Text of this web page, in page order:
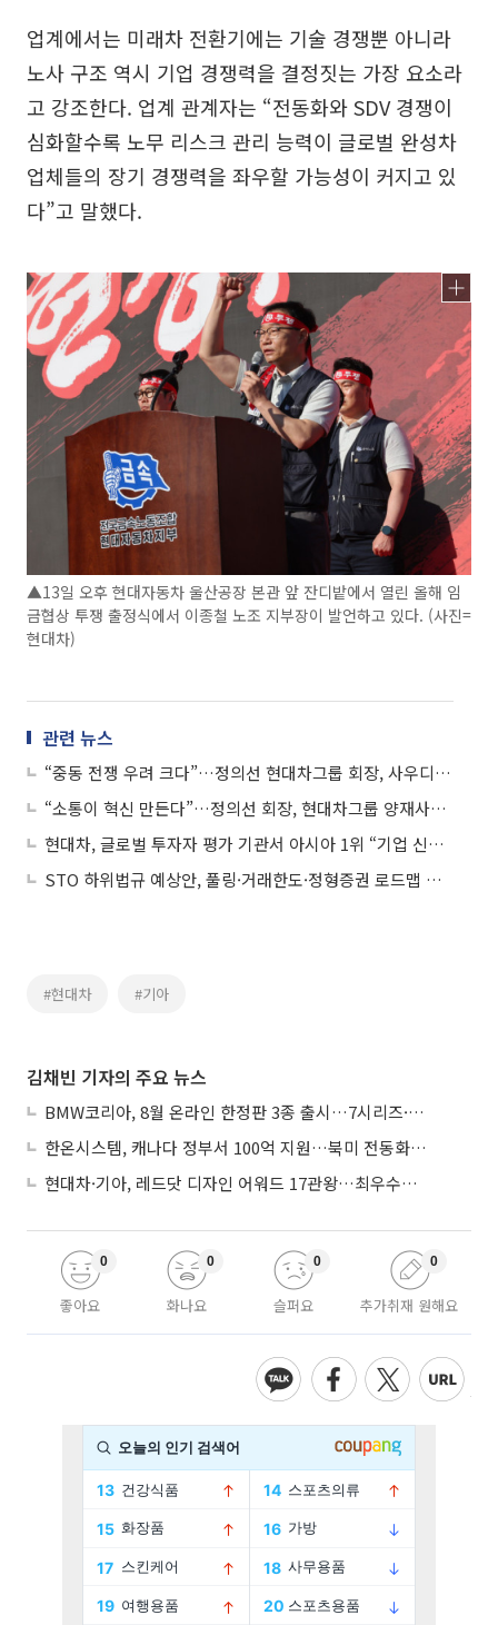
업계에서는 미래차 전환기에는 기술 경쟁뿐 아니라
노사 구조 역시 기업 경쟁력을 결정짓는 가장 요소라
고 강조한다. 업계 관계자는 “전동화와 SDV 경쟁이
심화할수록 노무 리스크 관리 능력이 글로벌 완성차
업체들의 장기 경쟁력을 좌우할 가능성이 커지고 있
다”고 말했다.
▲13일 오후 현대자동차 울산공장 본관 앞 잔디밭에서 열린 올해 임
금협상 투쟁 출정식에서 이종철 노조 지부장이 발언하고 있다. (사진=
현대차)
관련 뉴스
“중동 전쟁 우려 크다”…정의선 현대차그룹 회장, 사우디 공장 지연 첫 언급
“소통이 혁신 만든다”…정의선 회장, 현대차그룹 양재사옥 ‘광장 오피스’ 실험
현대차, 글로벌 투자자 평가 기관서 아시아 1위 “기업 신뢰성 높일 것”
STO 하위법규 예상안, 풀링·거래한도·정형증권 로드맵 제시
#현대차 #기아
김채빈 기자의 주요 뉴스
BMW코리아, 8월 온라인 한정판 3종 출시…7시리즈·X7·M340i 투어링
한온시스템, 캐나다 정부서 100억 지원…북미 전동화 시장 가속
현대차·기아, 레드닷 디자인 어워드 17관왕…최우수상 2개 수상
좋아요
0
화나요
0
슬퍼요
0
추가취재 원해요
0